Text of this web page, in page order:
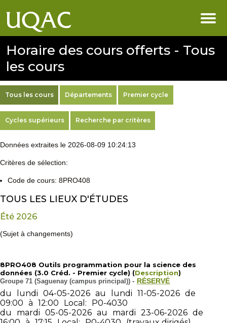
Horaire des cours offerts - Tous
les cours
Tous les cours Départements Premier cycle
Cycles supérieurs Recherche par critères
Données extraites le 2026-08-09 10:24:13
Critères de sélection:
Code de cours: 8PRO408
TOUS LES LIEUX D'ÉTUDES
Été 2026
(Sujet à changements)
8PRO408 Outils programmation pour la science des
données (3.0 Créd. - Premier cycle) (Description)
Groupe 71 (Saguenay (campus principal)) - RÉSERVÉ
du lundi 04-05-2026 au lundi 11-05-2026 de
09:00 à 12:00 Local:
P0-4030
du
mardi 05-05-2026 au mardi 23-06-2026 de